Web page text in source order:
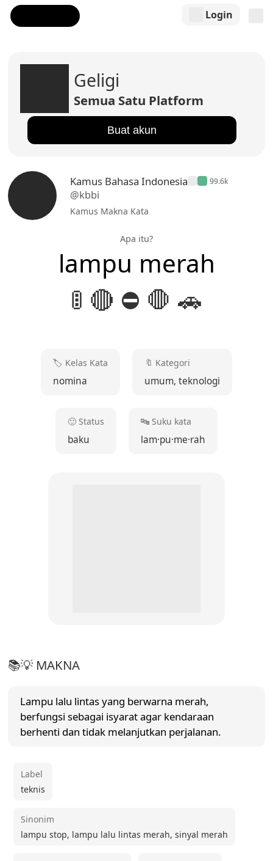
Login
Geligi
Semua Satu Platform
Buat akun
Kamus Bahasa Indonesia 99.6k
@kbbi
Kamus Makna Kata
Apa itu?
lampu merah
🚦 🔴 ⛔ 🛑 🚗
🏷️️ Kelas Kata
nomina
🔖 Kategori
umum, teknologi
🙂 Status
baku
🔤 Suku kata
lam·pu·me·rah
📚💡 MAKNA
Lampu lalu lintas yang berwarna merah,
berfungsi sebagai isyarat agar kendaraan
berhenti dan tidak melanjutkan perjalanan.
Label
teknis
Sinonim
lampu stop, lampu lalu lintas merah, sinyal merah